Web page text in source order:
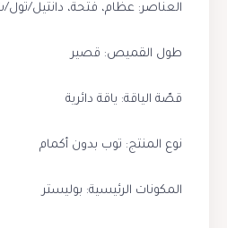
العناصر: عظام، فتحة، دانتيل/
طول القميص: قصير
قصّة الياقة: ياقة دائرية
نوع المنتج: توب بدون أكمام
المكونات الرئيسية: بوليستر